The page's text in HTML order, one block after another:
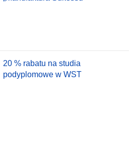
20 % rabatu na studia
podyplomowe w WST